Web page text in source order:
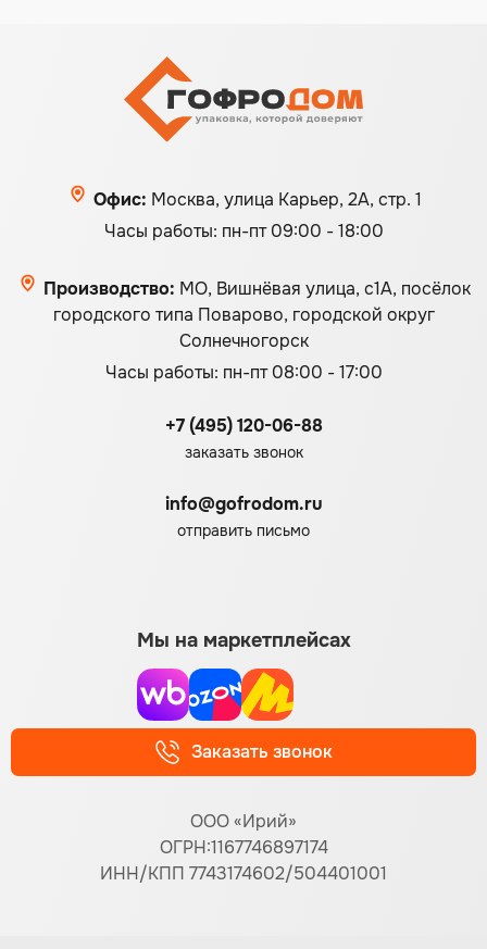
Офис: Москва, улица Карьер, 2А, стр. 1
Часы работы: пн-пт 09:00 - 18:00
Производство: МО, Вишнёвая улица, с1А, посёлок
городского типа Поварово, городской округ
Солнечногорск
Часы работы: пн-пт 08:00 - 17:00
+7 (495) 120-06-88
заказать звонок
info@gofrodom.ru
отправить письмо
ООО «Ирий»
ОГРН:1167746897174
ИНН/КПП 7743174602/504401001
Заказать звонок
Мы на маркетплейсах